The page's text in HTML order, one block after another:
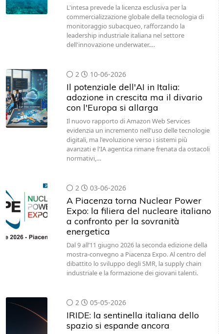
L'intesa prevede la licenza esclusiva per la
commercializzazione globale della tecnologia di
monitoraggio subacqueo, rafforzando la
leadership industriale italiana nel settore
dell'innovazione underwater.…
2 10-06-2026
Il potenziale dell'AI in Italia:
adozione in crescita ma il divario
con l'Europa si allarga
Il nuovo rapporto di Amazon Web Services
evidenzia un incremento nell'uso delle tecnologie
digitali, ma l'evoluzione verso i sistemi più
avanzati e l'IA agentica rimane frenata da ostacoli
normativi,…
2 03-06-2026
A Piacenza torna Nuclear Power
Expo: la filiera del nucleare italiano
a confronto per la sovranità
energetica
Dal 9 all’11 giugno 2026 la seconda edizione della
mostra-convegno a Piacenza Expo. Al centro del
dibattito lo sviluppo degli SMR, la supply chain
industriale e la formazione dei giovani talenti.
2 05-05-2026
IRIDE: la sentinella italiana dello
spazio si espande ancora